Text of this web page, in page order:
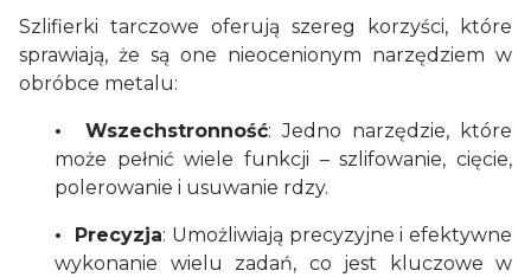
Szlifierki tarczowe oferują szereg korzyści, które
sprawiają, że są one nieocenionym narzędziem w
obróbce metalu:
• Wszechstronność: Jedno narzędzie, które
może pełnić wiele funkcji – szlifowanie, cięcie,
polerowanie i usuwanie rdzy.
• Precyzja: Umożliwiają precyzyjne i efektywne
wykonanie wielu zadań, co jest kluczowe w